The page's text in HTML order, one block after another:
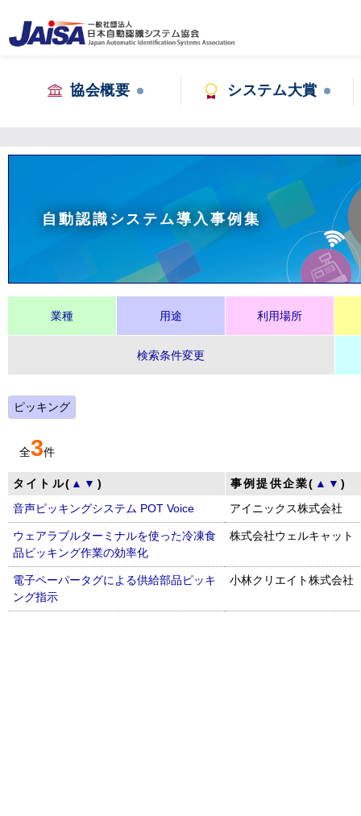
協会概要 システム大賞
自動認識システム導入事例集
業種 用途 利用場所
検索条件変更
ピッキング
全3件
タイトル( ▲ ▼ ) 事例提供企業( ▲ ▼)
音声ピッキングシステム POT Voice
アイニックス株式会社
ウェアラブルターミナルを使った冷凍食
品ピッキング作業の効率化
株式会社ウェルキャット
電子ペーパータグによる供給部品ピッキ
ング指示
小林クリエイト株式会社